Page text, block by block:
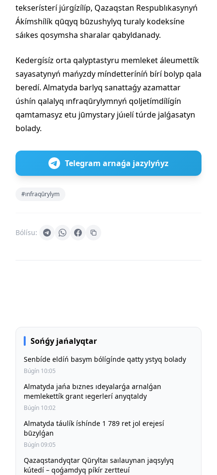
tekserísterí júrgízílíp, Qazaqstan Respublıkasynyń
Ákímshílík qūqyq būzushylyq turaly kodeksíne
sáıkes qosymsha sharalar qabyldanady.
Kedergísíz orta qalyptastyru memleket áleumettík
sayasatynyń mańyzdy míndetteríníń bírí bolyp qala
beredí. Almatyda barlyq sanattaǵy azamattar
úshín qalalyq ınfraqūrylymnyń qoljetímdílígín
qamtamasyz etu jūmystary júıelí túrde jalǵasatyn
bolady.
Telegram arnaǵa jazylyńyz
#ınfraqūrylym
Bólísu:
Sońǵy jańalyqtar
Senbíde eldíń basym bólígínde qatty ystyq bolady
Búgín 10:05
Almatyda jańa bıznes ıdeyalarǵa arnalǵan
memlekettík grant ıegerlerí anyqtaldy
Búgín 10:02
Almatyda táulík íshínde 1 789 ret jol erejesí
būzylǵan
Búgín 09:05
Qazaqstandyqtar Qūryltaı saılauynan jaqsylyq
kútedí – qoǵamdyq píkír zertteuí